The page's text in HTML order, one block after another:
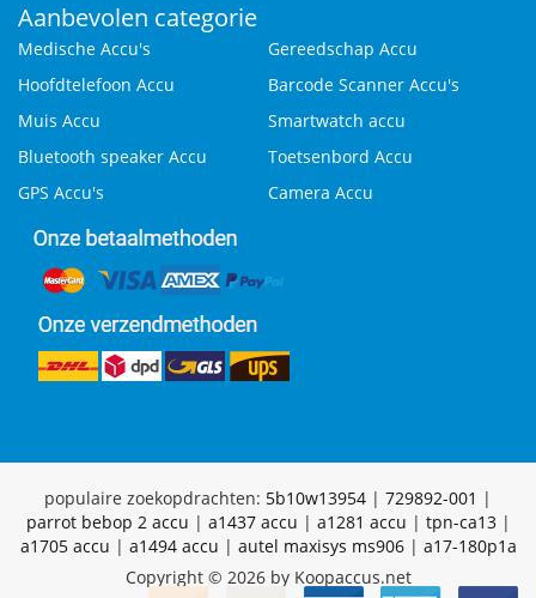
Aanbevolen categorie
Medische Accu's
Gereedschap Accu
Hoofdtelefoon Accu
Barcode Scanner Accu's
Muis Accu
Smartwatch accu
Bluetooth speaker Accu
Toetsenbord Accu
GPS Accu's
Camera Accu
populaire zoekopdrachten: 5b10w13954 | 729892-001 |
parrot bebop 2 accu | a1437 accu | a1281 accu | tpn-ca13|
a1705 accu | a1494 accu | autel maxisys ms906| a17-180p1a
Copyright © 2026 by Koopaccus.net